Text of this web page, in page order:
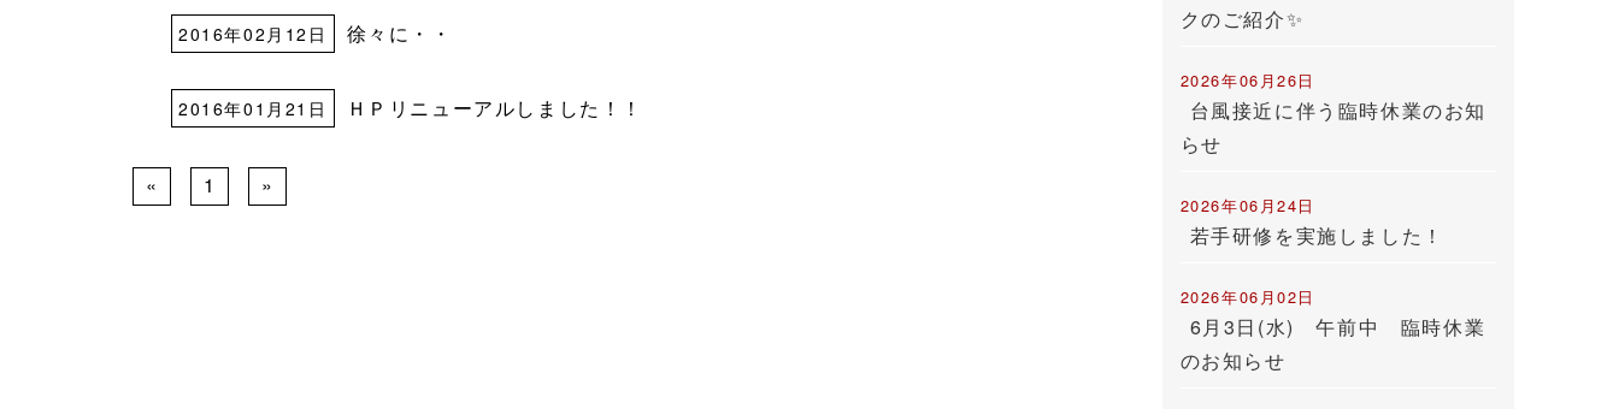
2016年02月12日 徐々に・・
2016年01月21日 ＨＰリニューアルしました！！
« 1 »
クのご紹介✨
2026年06月26日
台風接近に伴う臨時休業のお知
らせ
2026年06月24日
若手研修を実施しました！
2026年06月02日
6月3日(水) 午前中 臨時休業
のお知らせ